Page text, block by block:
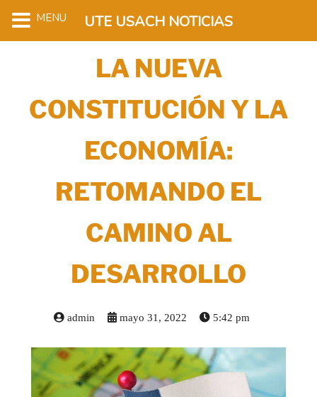
LA NUEVA
CONSTITUCIÓN Y LA
ECONOMÍA:
RETOMANDO EL
CAMINO AL
DESARROLLO
admin mayo 31, 2022 5:42 pm
MENU UTE USACH NOTICIAS